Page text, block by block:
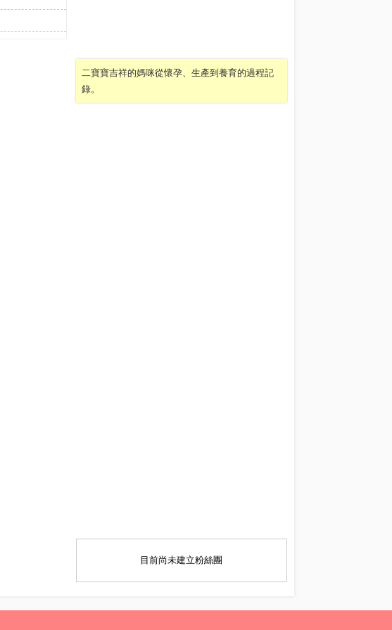
二寶寶吉祥的媽咪從懷孕、生產到養育的過程記
錄。
目前尚未建立粉絲團